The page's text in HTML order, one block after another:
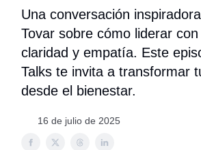
Una conversación
Tovar sobre cómo liderar
claridad y empatía. Este
Talks te invita a transformar
desde el bienestar.
16 de julio de 2025